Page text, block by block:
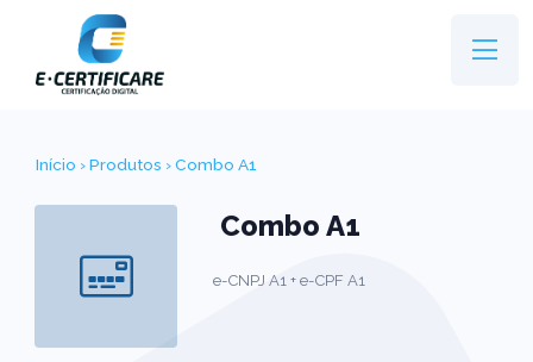
Início ›Produtos › Combo A1
Combo A1
e-CNPJ A1 + e-CPF A1